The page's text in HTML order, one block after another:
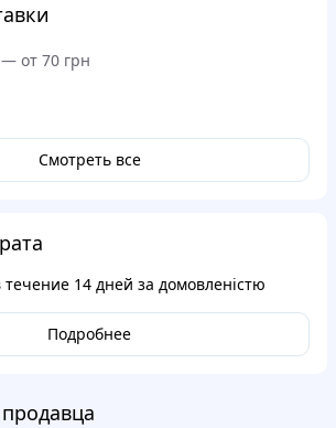
— от 70 грн
Смотреть все
течение 14 дней за домовленістю
Подробнее